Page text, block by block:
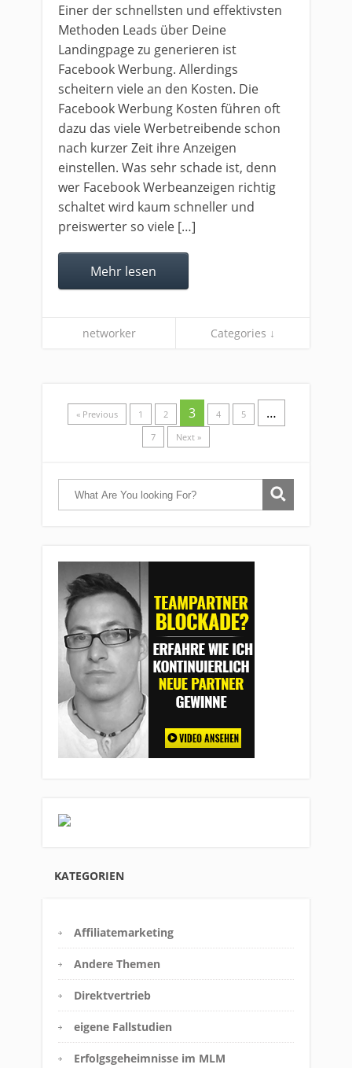
Einer der schnellsten und effektivsten
Methoden Leads über Deine
Landingpage zu generieren ist
Facebook Werbung. Allerdings
scheitern viele an den Kosten. Die
Facebook Werbung Kosten führen oft
dazu das viele Werbetreibende schon
nach kurzer Zeit ihre Anzeigen
einstellen. Was sehr schade ist, denn
wer Facebook Werbeanzeigen richtig
schaltet wird kaum schneller und
preiswerter so viele […]
Mehr lesen
networker Categories ↓
« Previous 1 2 3 4 5 …
7 Next »
KATEGORIEN
Affiliatemarketing
Andere Themen
Direktvertrieb
eigene Fallstudien
Erfolgsgeheimnisse im MLM